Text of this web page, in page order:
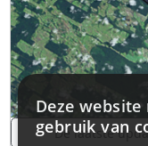
De laatste
Deze website
gebruik van